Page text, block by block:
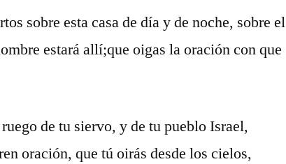
sobre esta casa de día y de noche, sobre el
estará allí;que oigas la oración con que
de tu siervo, y de tu pueblo Israel,
oración, que tú oirás desde los cielos,